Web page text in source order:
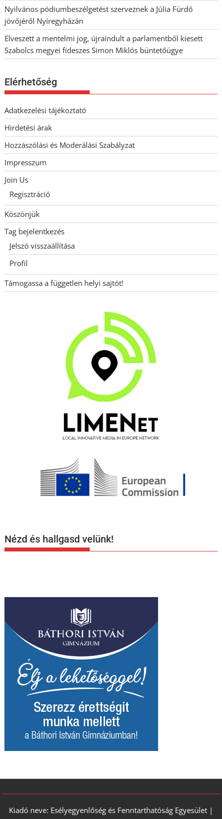
Nyilvános pódiumbeszélgetést szerveznek a Júlia Fürdő
jövőjéről Nyíregyházán
Elveszett a mentelmi jog, újraindult a parlamentből kiesett
Szabolcs megyei fideszes Simon Miklós büntetőügye
Elérhetőség
Adatkezelési tájékoztató
Hirdetési árak
Hozzászólási és Moderálási Szabályzat
Impresszum
Join Us
Regisztráció
Köszönjük
Tag bejelentkezés
Jelszó visszaállítása
Profil
Támogassa a független helyi sajtót!
Nézd és hallgasd velünk!
Kiadó neve: Esélyegyenlőség és Fenntarthatóság Egyesület |